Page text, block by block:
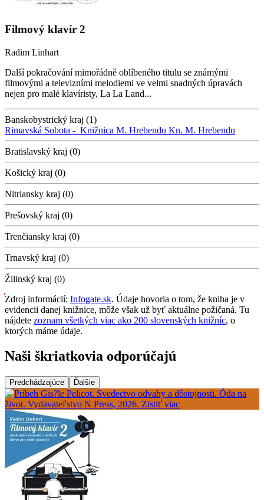
Filmový klavír 2
Radim Linhart
Další pokračování mimořádně oblíbeného titulu se známými
filmovými a televizními melodiemi ve velmi snadných úpravách
nejen pro malé klavíristy, La La Land...
Banskobystrický kraj (1)
Rimavská Sobota - Knižnica M. Hrebendu Kn. M. Hrebendu
Bratislavský kraj (0)
Košický kraj (0)
Nitriansky kraj (0)
Prešovský kraj (0)
Trenčiansky kraj (0)
Trnavský kraj (0)
Žilinský kraj (0)
Zdroj informácií: Infogate.sk. Údaje hovoria o tom, že kniha je v
evidencii danej knižnice, môže však už byť aktuálne požičaná. Tu
nájdete zoznam všetkých viac ako 200 slovenských knižníc, o
ktorých máme údaje.
Naši škriatkovia odporúčajú
Predchádzajúce Ďalšie